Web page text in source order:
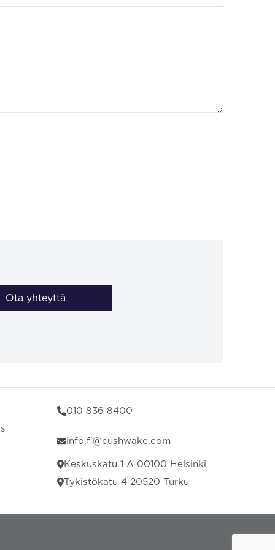
Ota yhteyttä
010 836 8400
info.fi@cushwake.com
Keskuskatu 1 A 00100 Helsinki
Tykistökatu 4 20520 Turku